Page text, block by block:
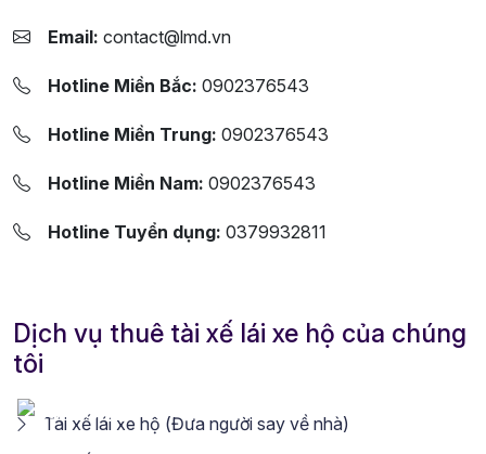
Email: contact@lmd.vn
Hotline Miền Bắc: 0902376543
Hotline Miền Trung: 0902376543
Hotline Miền Nam: 0902376543
Hotline Tuyển dụng: 0379932811
Dịch vụ thuê tài xế lái xe hộ của chúng
tôi
Tài xế lái xe hộ (Đưa người say về nhà)